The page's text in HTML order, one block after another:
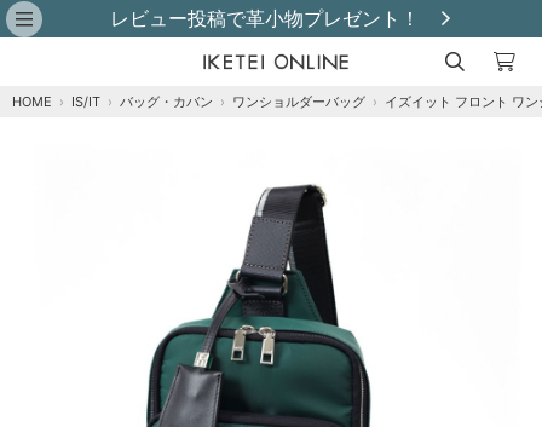
レビュー投稿で革小物プレゼント！
HOME › IS/IT › バッグ・カバン › ワンショルダーバッグ › イズイット フロント ワ
商品到着後にレビュー投稿で【選べる特典】プ
レゼント！※特典はレビュー確認後、2週間以内
に【ご注文者様のご住所】へ発送いたします。